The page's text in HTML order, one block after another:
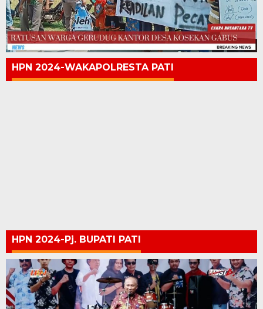
HPN 2024-WAKAPOLRESTA PATI
HPN 2024-Pj. BUPATI PATI